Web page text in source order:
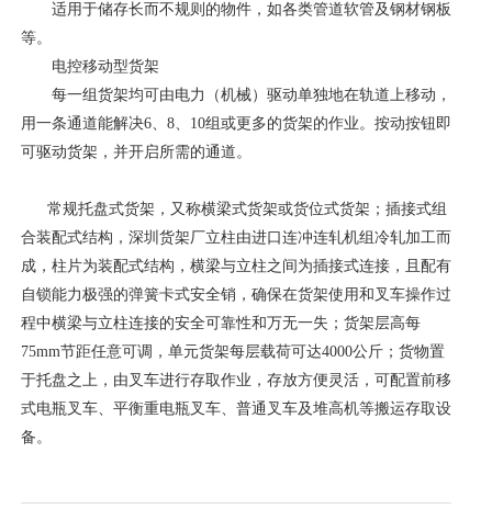
适用于储存长而不规则的物件，如各类管道软管及钢材钢板
等。
电控移动型货架
每一组货架均可由电力（机械）驱动单独地在轨道上移动，
用一条通道能解决6、8、10组或更多的货架的作业。按动按钮即
可驱动货架，并开启所需的通道。
常规托盘式货架，又称横梁式货架或货位式货架；插接式组
合装配式结构，深圳货架厂立柱由进口连冲连轧机组冷轧加工而
成，柱片为装配式结构，横梁与立柱之间为插接式连接，且配有
自锁能力极强的弹簧卡式安全销，确保在货架使用和叉车操作过
程中横梁与立柱连接的安全可靠性和万无一失；货架层高每
75mm节距任意可调，单元货架每层载荷可达4000公斤；货物置
于托盘之上，由叉车进行存取作业，存放方便灵活，可配置前移
式电瓶叉车、平衡重电瓶叉车、普通叉车及堆高机等搬运存取设
备。